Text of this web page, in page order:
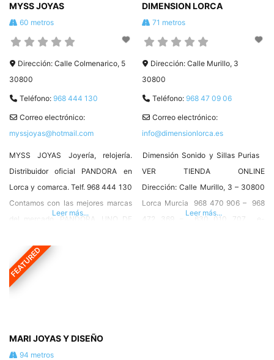
información
MYSS JOYAS
60 metros
Dirección: Calle Colmenarico, 5
30800
Teléfono: 968 444 130
Correo electrónico:
myssjoyas@hotmail.com
MYSS JOYAS Joyería, relojería.
Distribuidor oficial PANDORA en
Lorca y comarca. Telf. 968 444 130
Contamos con las mejores marcas
del mercado, PANDORA, UNO DE
SINRECETA, MR BOHO, DUWARD,
MI MONEDA, CICLON, ORQUIDEA
Y MUCHAS MAS!!!!
Leer más...
DIMENSION LORCA
71 metros
Dirección: Calle Murillo, 3
30800
Teléfono: 968 47 09 06
Correo electrónico:
info@dimensionlorca.es
Dimensión Sonido y Sillas Purias
VER TIENDA ONLINE
Dirección: Calle Murillo, 3 – 30800
Lorca Murcia 968 470 906 – 968
472 369 – 630 010 707 e-
Leer más...
FEATURED
MARI JOYAS Y DISEÑO
94 metros